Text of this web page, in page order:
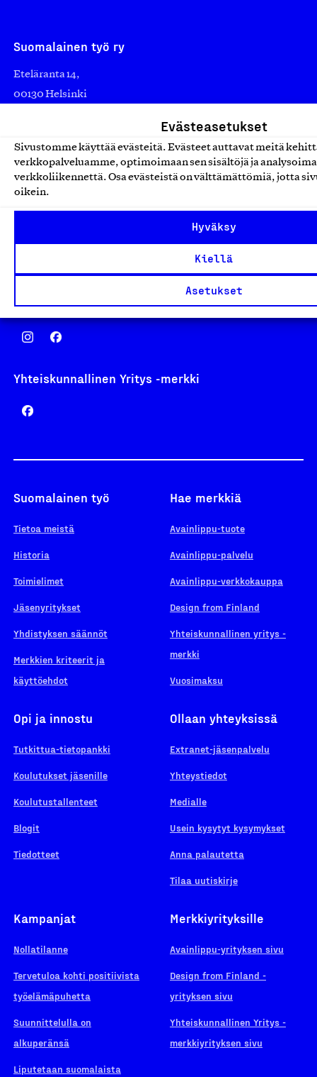
Evästeasetukset
Sivustomme käyttää evästeitä. Evästeet auttavat meitä
verkkopalveluamme, optimoimaan sen sisältöjä ja
verkkoliikennettä. Osa evästeistä on välttämättömiä, jotta
oikein.
Hyväksy
Kiellä
Asetukset
Suomalainen työ ry
Eteläranta 14,
00130 Helsinki
asiakaspalvelu@suomalainentyo.fi
laskutus@suomalainentyo.fi
Design From Finland
Yhteiskunnallinen Yritys -merkki
Suomalainen työ
Tietoa meistä
Historia
Toimielimet
Jäsenyritykset
Yhdistyksen säännöt
Merkkien kriteerit ja
käyttöehdot
Hae merkkiä
Avainlippu-tuote
Avainlippu-palvelu
Avainlippu-verkkokauppa
Design from Finland
Yhteiskunnallinen yritys -
merkki
Vuosimaksu
Opi ja innostu
Tutkittua-tietopankki
Koulutukset jäsenille
Koulutustallenteet
Blogit
Tiedotteet
Ollaan yhteyksissä
Extranet-jäsenpalvelu
Yhteystiedot
Medialle
Usein kysytyt kysymykset
Anna palautetta
Tilaa uutiskirje
Kampanjat
Nollatilanne
Tervetuloa kohti positiivista
työelämäpuhetta
Suunnittelulla on
alkuperänsä
Liputetaan suomalaista
Merkkiyrityksille
Avainlippu-yrityksen sivu
Design from Finland -
yrityksen sivu
Yhteiskunnallinen Yritys -
merkkiyrityksen sivu